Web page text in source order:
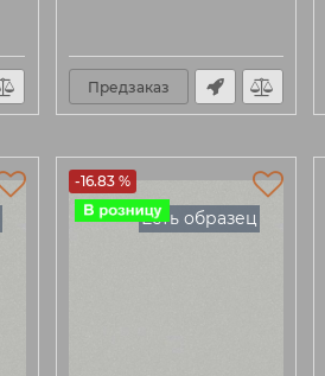
Предзаказ
-16.83 %
Есть образец